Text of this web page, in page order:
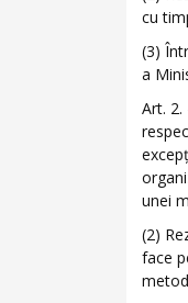
cu
(3)
a
Art.
unei
(2)
face